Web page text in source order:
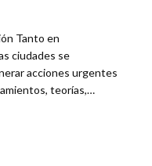
Tanto en
ciudades se
acciones urgentes
teorías,…